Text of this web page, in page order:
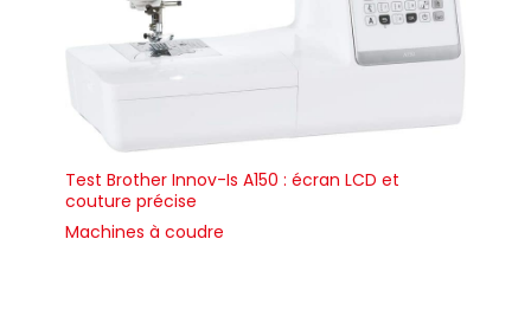
Test Brother Innov-Is A150 : écran LCD et
couture précise
Machines à coudre